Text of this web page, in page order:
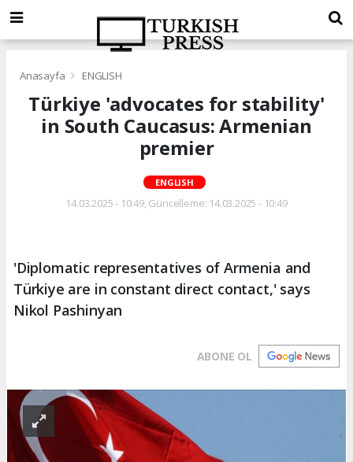
Anasayfa ENGLISH
Türkiye 'advocates for stability'
in South Caucasus: Armenian
premier
ENGLISH
14.03.2025 - 10:49, Güncelleme: 14.03.2025 - 10:49
'Diplomatic representatives of Armenia and
Türkiye are in constant direct contact,' says
Nikol Pashinyan
ABONE OL